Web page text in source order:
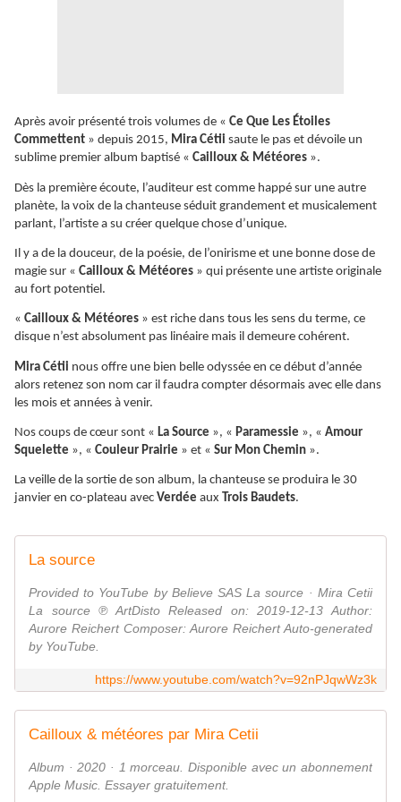
Après avoir présenté trois volumes de « Ce Que Les Étoiles
Commettent » depuis 2015, Mira Cétii saute le pas et dévoile un
sublime premier album baptisé « Cailloux & Météores ».
Dès la première écoute, l’auditeur est comme happé sur une autre
planète, la voix de la chanteuse séduit grandement et musicalement
parlant, l’artiste a su créer quelque chose d’unique.
Il y a de la douceur, de la poésie, de l’onirisme et une bonne dose de
magie sur « Cailloux & Météores » qui présente une artiste originale
au fort potentiel.
« Cailloux & Météores » est riche dans tous les sens du terme, ce
disque n’est absolument pas linéaire mais il demeure cohérent.
Mira Cétii nous offre une bien belle odyssée en ce début d’année
alors retenez son nom car il faudra compter désormais avec elle dans
les mois et années à venir.
Nos coups de cœur sont « La Source », « Paramessie », « Amour
Squelette », « Couleur Prairie » et « Sur Mon Chemin ».
La veille de la sortie de son album, la chanteuse se produira le 30
janvier en co-plateau avec Verdée aux Trois Baudets.
La source
Provided to YouTube by Believe SAS La source · Mira Cetii
La source ℗ ArtDisto Released on: 2019-12-13 Author:
Aurore Reichert Composer: Aurore Reichert Auto-generated
by YouTube.
https://www.youtube.com/watch?v=92nPJqwWz3k
‎Cailloux & météores par Mira Cetii
‎Album · 2020 · 1 morceau. Disponible avec un abonnement
Apple Music. Essayer gratuitement.